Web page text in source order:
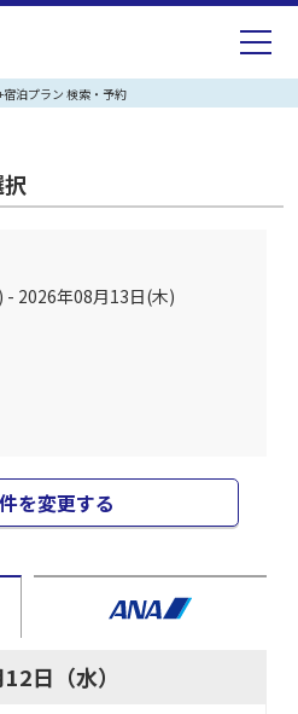
宿泊プラン 検索・予約
- 2026年08月13日(木)
を変更する
日（水）